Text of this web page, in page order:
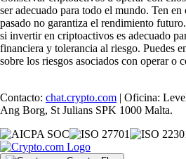
ser adecuado para todo el mundo. Ten
pasado no garantiza el rendimiento
si invertir en criptoactivos es adecuado
financiera y tolerancia al riesgo. Puedes
sobre los riesgos asociados con operar o
Contacto: chat.crypto.com | Oficina:
Ang Borg, St Julians SPK 1000 Malta.